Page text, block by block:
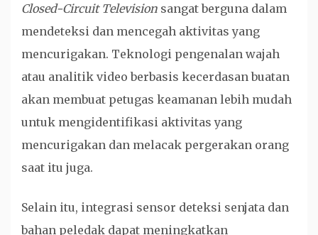
Closed-Circuit Television sangat berguna dalam
mendeteksi dan mencegah aktivitas yang
mencurigakan. Teknologi pengenalan wajah
atau analitik video berbasis kecerdasan buatan
akan membuat petugas keamanan lebih mudah
untuk mengidentifikasi aktivitas yang
mencurigakan dan melacak pergerakan orang
saat itu juga.
Selain itu, integrasi sensor deteksi senjata dan
bahan peledak dapat meningkatkan